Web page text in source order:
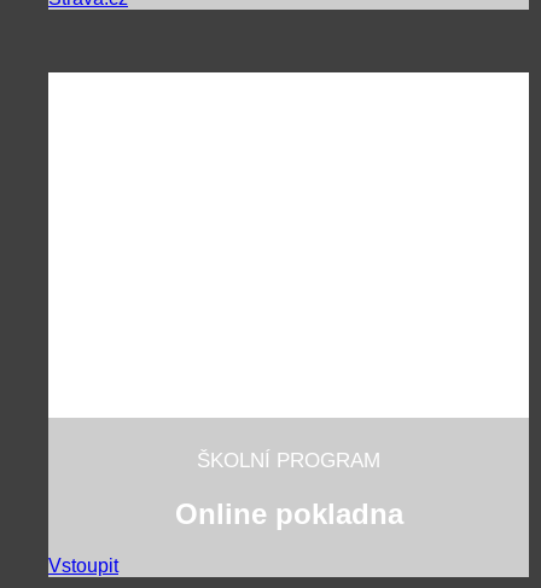
ŠKOLNÍ PROGRAM
Online pokladna
Vstoupit